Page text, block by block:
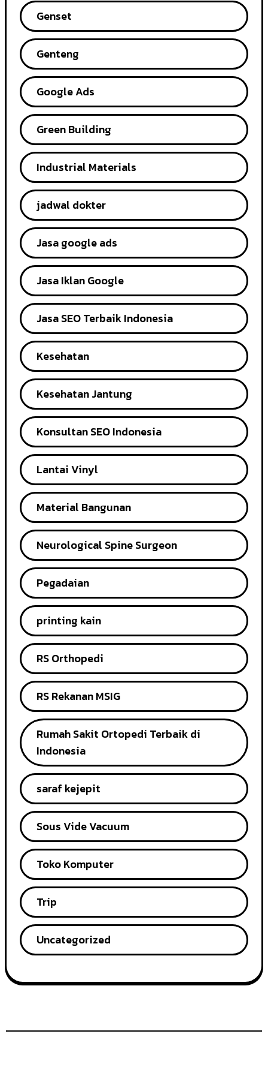
Genset
Genteng
Google Ads
Green Building
Industrial Materials
jadwal dokter
Jasa google ads
Jasa Iklan Google
Jasa SEO Terbaik Indonesia
Kesehatan
Kesehatan Jantung
Konsultan SEO Indonesia
Lantai Vinyl
Material Bangunan
Neurological Spine Surgeon
Pegadaian
printing kain
RS Orthopedi
RS Rekanan MSIG
Rumah Sakit Ortopedi Terbaik di
Indonesia
saraf kejepit
Sous Vide Vacuum
Toko Komputer
Trip
Uncategorized